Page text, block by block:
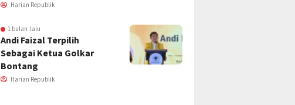
Harian Republik
1 bulan lalu
Andi Faizal Terpilih
Sebagai Ketua Golkar
Bontang
Harian Republik